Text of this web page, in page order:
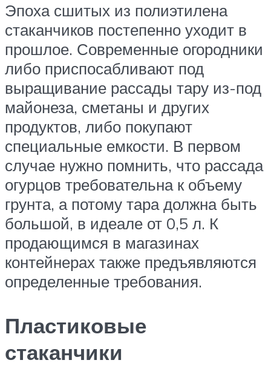
Эпоха сшитых из полиэтилена
стаканчиков постепенно уходит в
прошлое. Современные огородники
либо приспосабливают под
выращивание рассады тару из-под
майонеза, сметаны и других
продуктов, либо покупают
специальные емкости. В первом
случае нужно помнить, что рассада
огурцов требовательна к объему
грунта, а потому тара должна быть
большой, в идеале от 0,5 л. К
продающимся в магазинах
контейнерах также предъявляются
определенные требования.
Пластиковые
стаканчики